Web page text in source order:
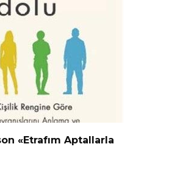
«Etrafım Aptallarla